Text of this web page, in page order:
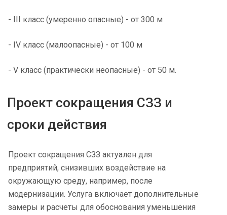
- III класс (умеренно опасные) - от 300 м
- IV класс (малоопасные) - от 100 м
- V класс (практически неопасные) - от 50 м.
Проект сокращения СЗЗ и
сроки действия
Проект сокращения СЗЗ актуален для
предприятий, снизивших воздействие на
окружающую среду, например, после
модернизации. Услуга включает дополнительные
замеры и расчеты для обоснования уменьшения